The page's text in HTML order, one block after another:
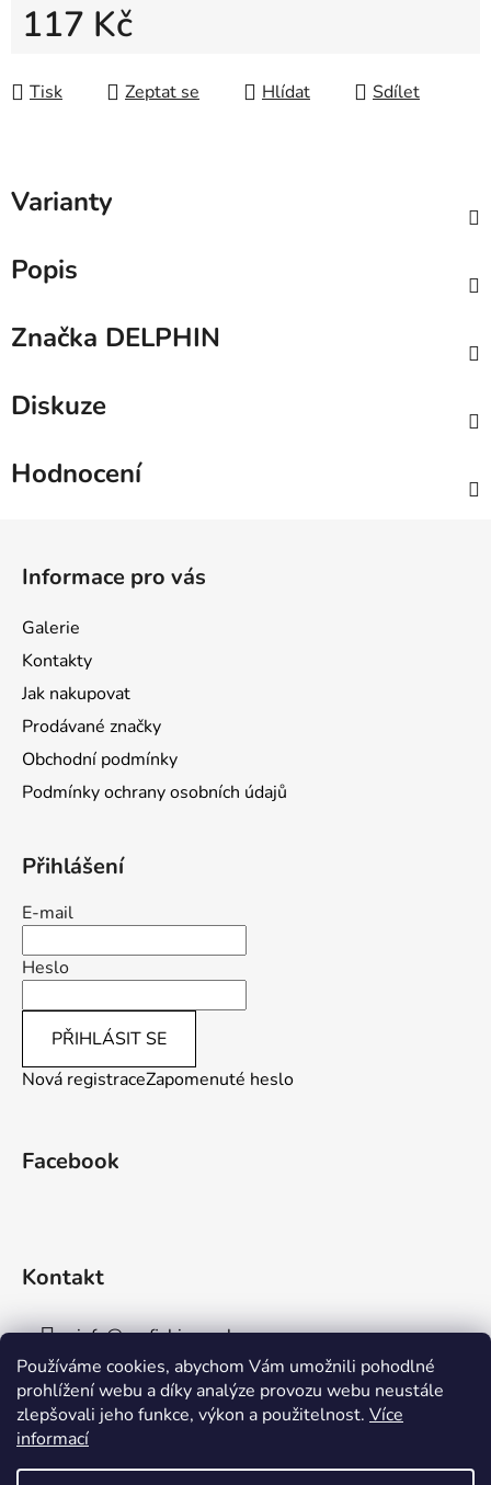
Používáme cookies, abychom Vám umožnili pohodlné
prohlížení webu a díky analýze provozu webu neustále
zlepšovali jeho funkce, výkon a použitelnost. Více
informací
117 Kč
Tisk
Zeptat se Hlídat Sdílet
Varianty
Popis
Značka DELPHIN
Diskuze
Hodnocení
Informace pro vás
Galerie
Kontakty
Jak nakupovat
Prodávané značky
Obchodní podmínky
Podmínky ochrany osobních údajů
Přihlášení
E-mail
Heslo
PŘIHLÁSIT SE
Nová registraceZapomenuté heslo
Facebook
Kontakt
info@aaafishingpraha.cz
778 011 878